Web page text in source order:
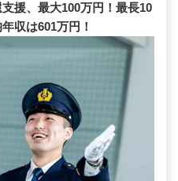
援、最大100万円！最長10
収は601万円！